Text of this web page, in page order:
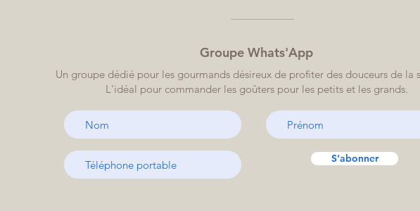
Groupe Whats'App
Un groupe dédié pour les gourmands désireux de profiter des douceurs de la
L'idéal pour commander les goûters pour les petits et les grands.
S'abonner